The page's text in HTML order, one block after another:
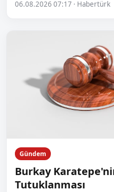
06.08.2026 07:17 · Habertürk
Gündem
Burkay
Tutuklanması